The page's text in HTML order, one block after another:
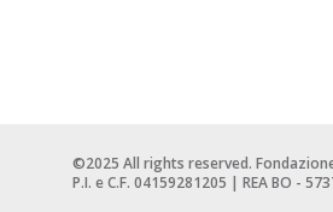
©2025 All rights reserved.
P.I. e C.F. 04159281205 | REA BO -